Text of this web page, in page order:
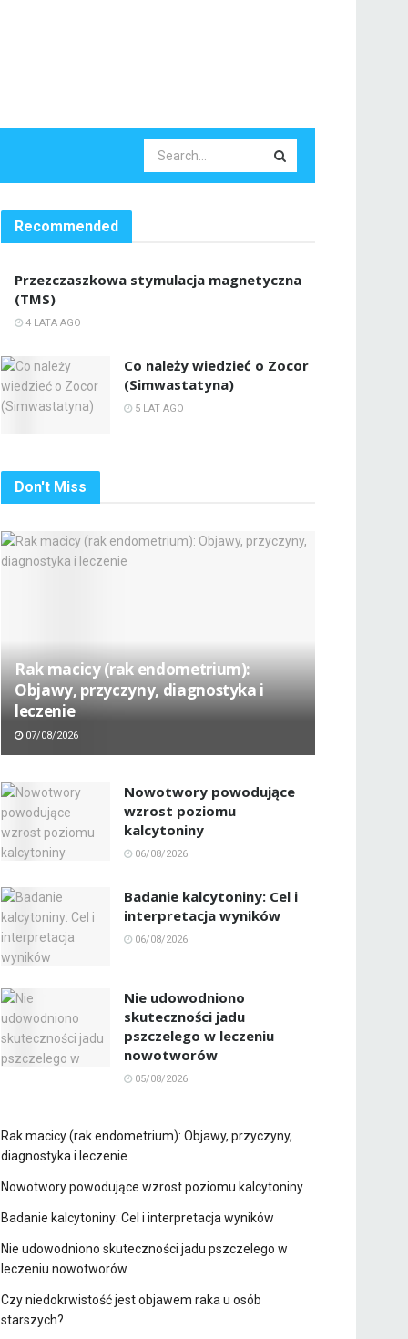
Recommended
Przezczaszkowa stymulacja magnetyczna
(TMS)
4 LATA AGO
Co należy wiedzieć o Zocor
(Simwastatyna)
5 LAT AGO
Don't Miss
Rak macicy (rak endometrium):
Objawy, przyczyny, diagnostyka i
leczenie
07/08/2026
Nowotwory powodujące
wzrost poziomu
kalcytoniny
06/08/2026
Badanie kalcytoniny: Cel i
interpretacja wyników
06/08/2026
Nie udowodniono
skuteczności jadu
pszczelego w leczeniu
nowotworów
05/08/2026
Rak macicy (rak endometrium): Objawy, przyczyny,
diagnostyka i leczenie
Nowotwory powodujące wzrost poziomu kalcytoniny
Badanie kalcytoniny: Cel i interpretacja wyników
Nie udowodniono skuteczności jadu pszczelego w
leczeniu nowotworów
Czy niedokrwistość jest objawem raka u osób
starszych?